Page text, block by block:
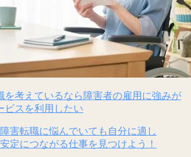
を考えているなら障害者の雇用に強みが
ビスを利用したい